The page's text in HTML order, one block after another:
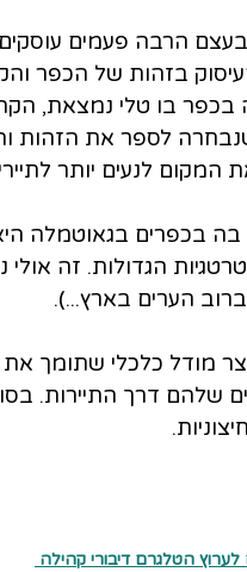
בעצם הרבה פעמים
בזהות של הכפר
בכפר בו טלי נמצאת,
לספר את הזהות
לנעים יותר
בכפרים בגאוטמלה
הגדולות. זה
הערים בארץ...).
לייצר מודל כלכלי שתומך
שלהם דרך התיירות.
הטלגרם דיבורי קהילה